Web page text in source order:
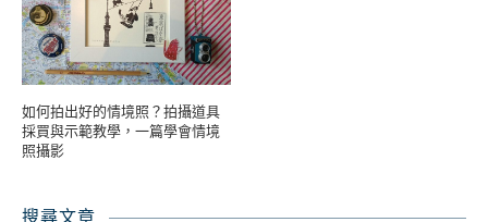
如何拍出好的情境照？拍攝道具
採買與示範教學，一篇學會情境
照攝影
搜尋文章